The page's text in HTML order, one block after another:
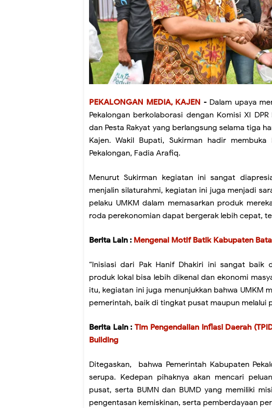
PEKALONGAN MEDIA, KAJEN - Dalam upaya
Pekalongan berkolaborasi dengan Komisi XI
dan Pesta Rakyat yang berlangsung selama tiga
Kajen. Wakil Bupati, Sukirman hadir
Pekalongan, Fadia Arafiq.
Menurut Sukirman kegiatan ini sangat
menjalin silaturahmi, kegiatan ini juga menjadi
pelaku UMKM dalam memasarkan produk
roda perekonomian dapat bergerak lebih cepat,
Berita Lain : Mengenal Motif Batik Kabupaten
“Inisiasi dari Pak Hanif Dhakiri ini sangat baik
produk lokal bisa lebih dikenal dan ekonomi
itu, kegiatan ini juga menunjukkan bahwa UMKM
pemerintah, baik di tingkat pusat maupun melalui
Berita Lain : Tim Pengendalian Inflasi Daerah
Building
Ditegaskan, bahwa Pemerintah Kabupaten
serupa. Kedepan pihaknya akan mencari
pusat, serta BUMN dan BUMD yang memiliki
pengentasan kemiskinan, serta pemberdayaan